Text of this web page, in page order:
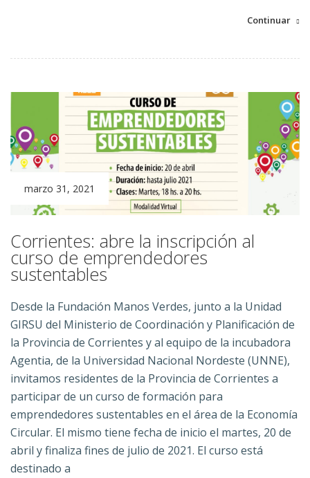
Continuar
marzo 31, 2021
Corrientes: abre la inscripción al
curso de emprendedores
sustentables
Desde la Fundación Manos Verdes, junto a la Unidad
GIRSU del Ministerio de Coordinación y Planificación de
la Provincia de Corrientes y al equipo de la incubadora
Agentia, de la Universidad Nacional Nordeste (UNNE),
invitamos residentes de la Provincia de Corrientes a
participar de un curso de formación para
emprendedores sustentables en el área de la Economía
Circular. El mismo tiene fecha de inicio el martes, 20 de
abril y finaliza fines de julio de 2021. El curso está
destinado a